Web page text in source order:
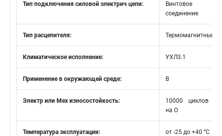
Тип подключения силовой электрич цепи:
Винтовое
соединение
Тип расцепителя: Термомагнитный
Климатическое исполнение: УХЛ3.1
Применение в окружающей среде: В
Электр или Мех износостойкость:
10000 циклов В
на О
Температура эксплуатации: от -25 до +40 °C